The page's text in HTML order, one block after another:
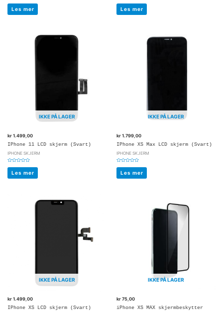
Vurdert
av
5
Les mer
Vurdert
av
5
Les mer
IKKE PÅ LAGER
kr1.499,00
IPhone 11 LCD skjerm (Svart)
IPHONE SKJERM
av
5
Les mer
IKKE PÅ LAGER
kr1.799,00
IPhone XS Max LCD skjerm (Svart)
IPHONE SKJERM
av
5
Les mer
IKKE PÅ LAGER
kr1.499,00
IPhone XS LCD skjerm (Svart)
IKKE PÅ LAGER
kr75,00
iPhone XS MAX skjermbeskytter